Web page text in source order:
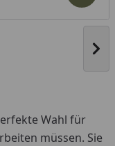
Wahl für
müssen. Sie